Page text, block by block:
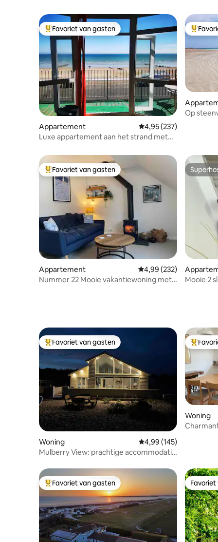
Topfavoriet van gasten
Favoriet van gasten
Appartement Gemiddelde
4,95 (237)
Luxe appartement aan het strand met
Op
Topfavoriet van gasten
Favoriet van gasten
Appartement Gemiddelde
4,99 (232)
Nummer 22 Mooie vakantiewoning met
Mooie 2
Topfavoriet van gasten
Favoriet van gasten
Woning Gemiddelde
4,99 (145)
Mulberry View: prachtige accommodatie
Woning
Topfavoriet van gasten
Favoriet van gasten